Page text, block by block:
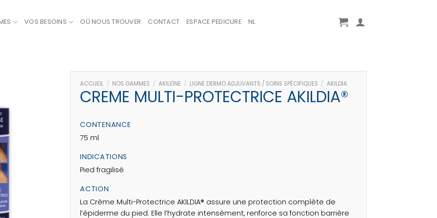
VOS BESOINS OÙ NOUS TROUVER CONTACT ESPACE PEDICURE NL
ACCUEIL / NOS GAMMES / AKILEÏNE / LIGNE DERMO ADJUVANTS / SOINS SPÉCIFIQUES / AKILDIA
CREME MULTI-PROTECTRICE AKILDIA®
CONTENANCE
75 ml
INDICATIONS
Pied fragilisé
ACTION
La Crème Multi-Protectrice AKILDIA® assure une protection complète de
l’épiderme du pied. Elle l’hydrate intensément, renforce sa fonction barrière